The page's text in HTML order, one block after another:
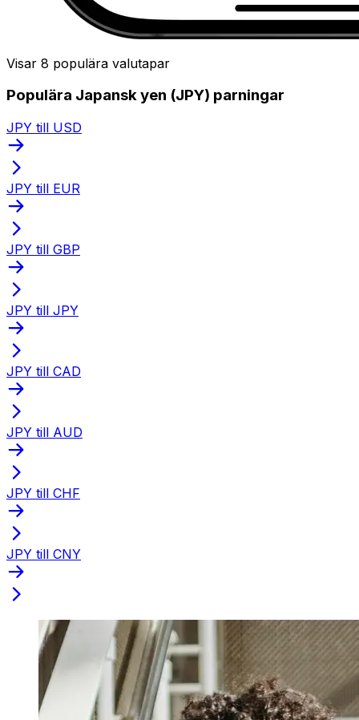
Visar 8 populära valutapar
Populära Japansk yen (JPY) parningar
JPY till USD
JPY till EUR
JPY till GBP
JPY till JPY
JPY till CAD
JPY till AUD
JPY till CHF
JPY till CNY